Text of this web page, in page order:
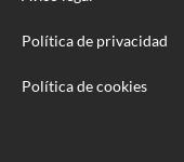
Política de privacidad
Política de cookies